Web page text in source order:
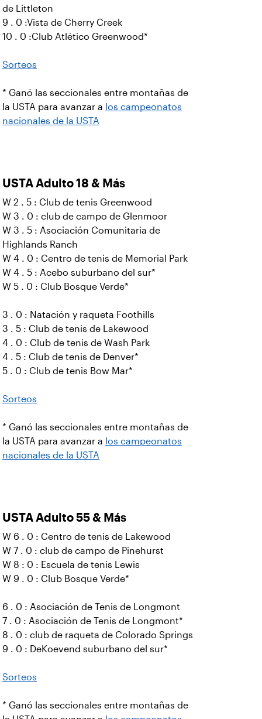
de Littleton
9 . 0 :Vista de Cherry Creek
10 . 0 :Club Atlético Greenwood*
Sorteos
* Ganó las seccionales entre montañas de
la USTA para avanzar a los campeonatos
nacionales de la USTA
USTA Adulto 18 & Más
W 2 . 5 : Club de tenis Greenwood
W 3 . 0 : club de campo de Glenmoor
W 3 . 5 : Asociación Comunitaria de
Highlands Ranch
W 4 . 0 : Centro de tenis de Memorial Park
W 4 . 5 : Acebo suburbano del sur*
W 5 . 0 : Club Bosque Verde*
3 . 0 : Natación y raqueta Foothills
3 . 5 : Club de tenis de Lakewood
4 . 0 : Club de tenis de Wash Park
4 . 5 : Club de tenis de Denver*
5 . 0 : Club de tenis Bow Mar*
Sorteos
* Ganó las seccionales entre montañas de
la USTA para avanzar a los campeonatos
nacionales de la USTA
USTA Adulto 55 & Más
W 6 . 0 : Centro de tenis de Lakewood
W 7 . 0 : club de campo de Pinehurst
W 8 : 0 : Escuela de tenis Lewis
W 9 . 0 : Club Bosque Verde*
6 . 0 : Asociación de Tenis de Longmont
7 . 0 : Asociación de Tenis de Longmont*
8 . 0 : club de raqueta de Colorado Springs
9 . 0 : DeKoevend suburbano del sur*
Sorteos
* Ganó las seccionales entre montañas de